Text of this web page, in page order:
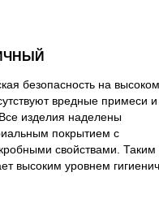
безопасность на
вредные примеси
изделия наделены
покрытием с
свойствами. Таким
высоким уровнем